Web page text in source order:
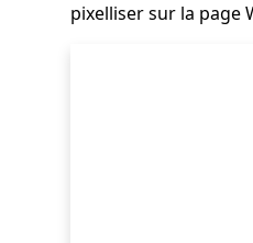
pixelliser sur la page